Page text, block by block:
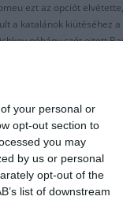
your personal or
opt-out section to
you may
by us or personal
opt-out of the
list of downstream
ezt az opciót
a katalánok kiütéséhez
néhány szót ejtett